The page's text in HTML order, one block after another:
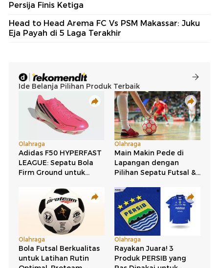
Persija Finis Ketiga
Head to Head Arema FC Vs PSM Makassar: Juku
Eja Payah di 5 Laga Terakhir